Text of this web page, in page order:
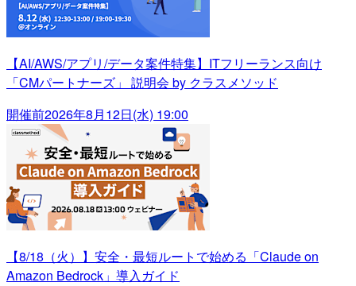
【AI/AWS/アプリ/データ案件特集】ITフリーランス向け
「CMパートナーズ」 説明会 by クラスメソッド
開催前2026年8月12日(水) 19:00
【8/18（火）】安全・最短ルートで始める「Claude on
Amazon Bedrock」導入ガイド